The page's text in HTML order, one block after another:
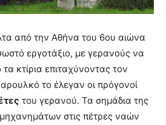
από την Αθήνα του 6ου αιώνα
εργοτάξιο, με γερανούς να
κτίρια επιταχύνοντας τον
το έλεγαν οι πρόγονοί
του γερανού. Τα σημάδια της
στις πέτρες ναών